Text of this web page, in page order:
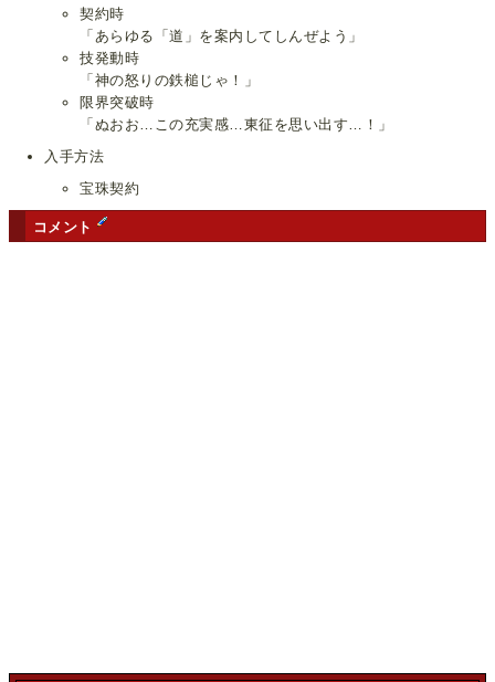
契約時
「あらゆる「道」を案内してしんぜよう」
技発動時
「神の怒りの鉄槌じゃ！」
限界突破時
「ぬおお…この充実感…東征を思い出す…！」
入手方法
宝珠契約
コメント